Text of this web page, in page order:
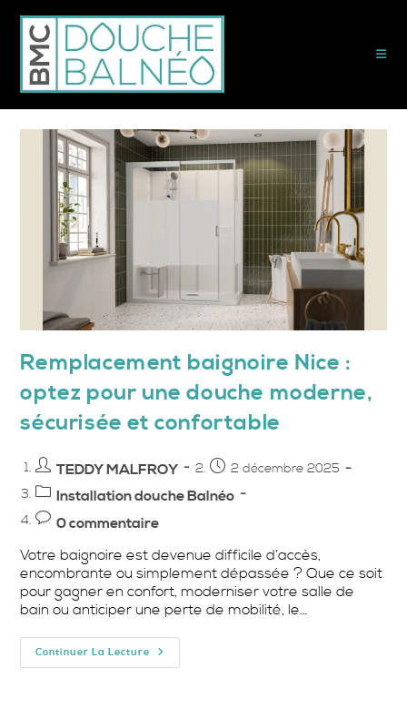
Remplacement baignoire Nice :
optez pour une douche moderne,
sécurisée et confortable
Auteur/autrice
de
publication :
TEDDY MALFROY
Publication
2 décembre 2025
Post
category:
Installation douche Balnéo
Commentaires
la
publication :
0 commentaire
Votre baignoire est devenue difficile d’accès,
encombrante ou simplement dépassée ? Que ce soit
pour gagner en confort, moderniser votre salle de
bain ou anticiper une perte de mobilité, le…
Continuer La Lecture Remplacement
Baignoire